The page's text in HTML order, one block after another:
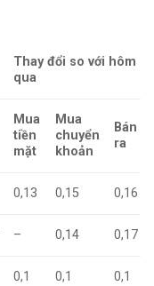
Thay đổi so với hôm
qua
Mua
tiền
mặt
Mua
chuyển
khoản
Bán
ra
0,13 0,15 0,16
– 0,14 0,17
0,1 0,1 0,1